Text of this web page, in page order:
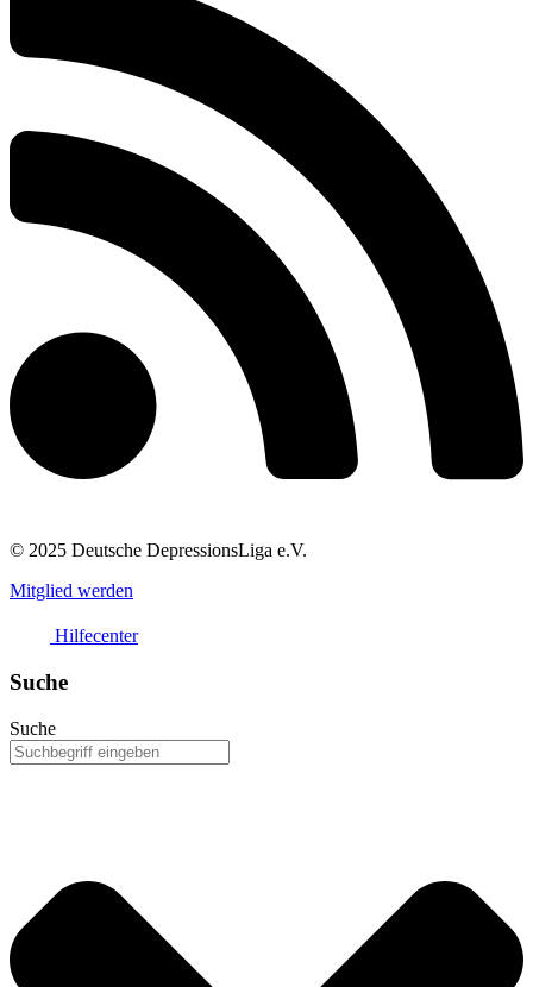
© 2025 Deutsche DepressionsLiga e.V.
Mitglied werden
Hilfecenter
Suche
Suche